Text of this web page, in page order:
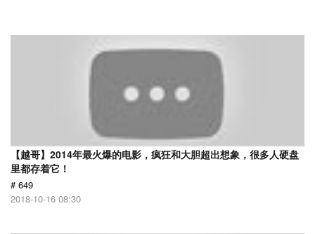
【越哥】2014年最火爆的电影，疯狂和大胆超出想象，很多人硬盘
里都存着它！
# 649
2018-10-16 08:30